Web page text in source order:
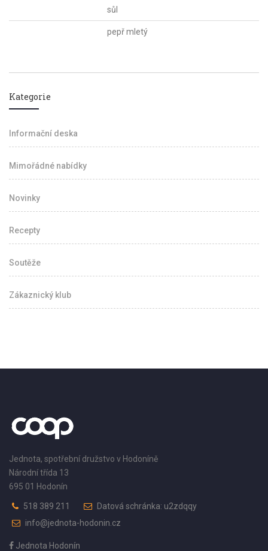
sůl
pepř mletý
Kategorie
Informační deska
Mimořádné nabídky
Novinky
Recepty
Soutěže
Zákaznický klub
Jednota, spotřební družstvo v Hodoníně
Národní třída 13
695 01 Hodonín
518 389 211
Datová schránka: u2zdqqy
info@jednota-hodonin.cz
Jednota Hodonín